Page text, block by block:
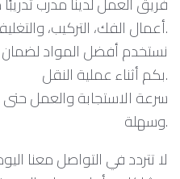
أعمال الفك، التركيب، والتغليف.
نستخدم أفضل المواد
بكم أثناء عملية النقل.
سرعة الاستجابة والعمل
وسهلة.
لا تتردد في التواصل معنا